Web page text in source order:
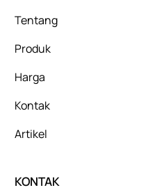
Tentang
Produk
Harga
Kontak
Artikel
KONTAK